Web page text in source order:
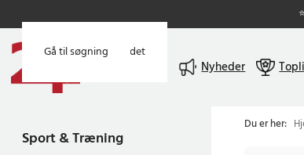
Gå til hovedindholdet
Gå til søgning
Nyheder
Sport & Træning
Du er her: